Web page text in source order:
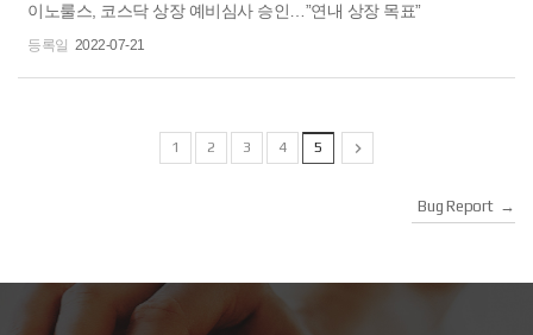
이노룰스, 코스닥 상장 예비심사 승인…”연내 상장 목표”
2022-07-21
1 2 3 4 5 
Bug Report →